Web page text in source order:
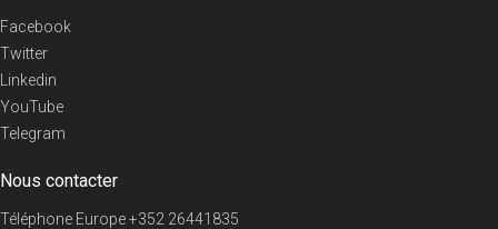
Facebook
Twitter
Linkedin
YouTube
Telegram
Nous contacter
Téléphone Europe+352 26441835